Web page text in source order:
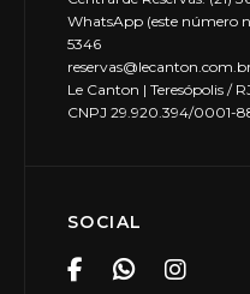
WhatsApp (este número
5346
Le Canton | Teresópolis /
CNPJ 29.920.394/0001-
SOCIAL